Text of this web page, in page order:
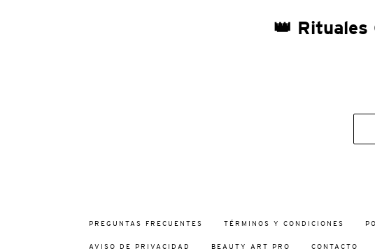
👑 Rituales
PREGUNTAS FRECUENTES TÉRMINOS Y CONDICIONES
AVISO DE PRIVACIDAD BEAUTY ART PRO CONTACTO